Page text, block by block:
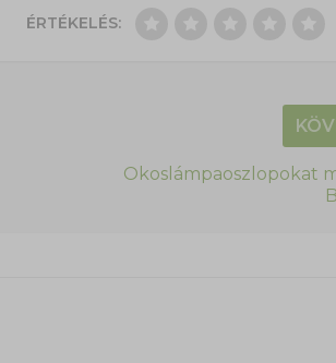
ÉRTÉKELÉS:
Okoslámpaoszlopokat